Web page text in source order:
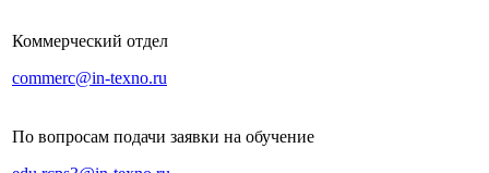
Коммерческий отдел
commerc@in-texno.ru
По вопросам подачи заявки на обучение